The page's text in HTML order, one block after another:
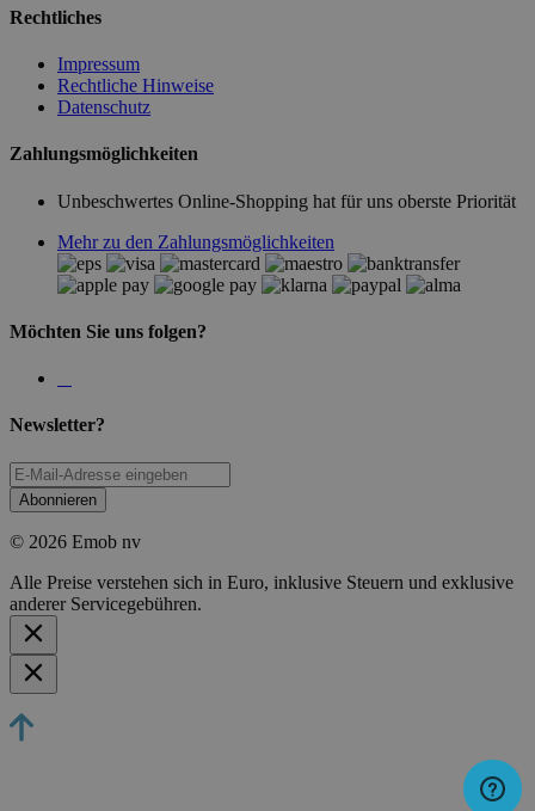
Rechtliches
Impressum
Rechtliche Hinweise
Datenschutz
Zahlungsmöglichkeiten
Unbeschwertes Online-Shopping hat für uns oberste Priorität
Mehr zu den Zahlungsmöglichkeiten
Möchten Sie uns folgen?
Newsletter?
Abonnieren
© 2026 Emob nv
Alle Preise verstehen sich in Euro, inklusive Steuern und exklusive
anderer Servicegebühren.